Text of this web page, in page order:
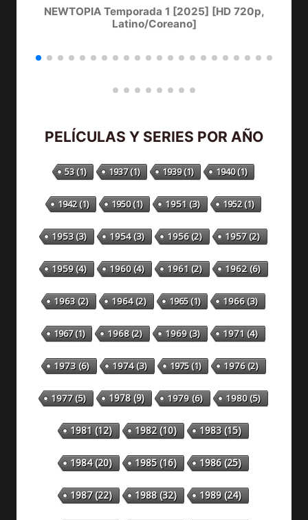
NEWTOPIA Temporada 1 [2025] [HD 720p,
Latino/Coreano]
PELÍCULAS Y SERIES POR AÑO
53(1) 1937(1) 1939(1) 1940(1)
1942(1) 1950(1) 1951 (3) 1952(1)
1953(3) 1954(3) 1956(2) 1957(2)
1959(4) 1960(4) 1961 (2) 1962(6)
1963(2) 1964(2) 1965(1) 1966(3)
1967(1) 1968(2) 1969(3) 1971 (4)
1973(6) 1974(3) 1975(1) 1976(2)
1977(5) 1978(9) 1979(6) 1980(5)
1981 (12) 1982(10) 1983(15)
1984(20) 1985(16) 1986(25)
1987(22) 1988(32) 1989(24)